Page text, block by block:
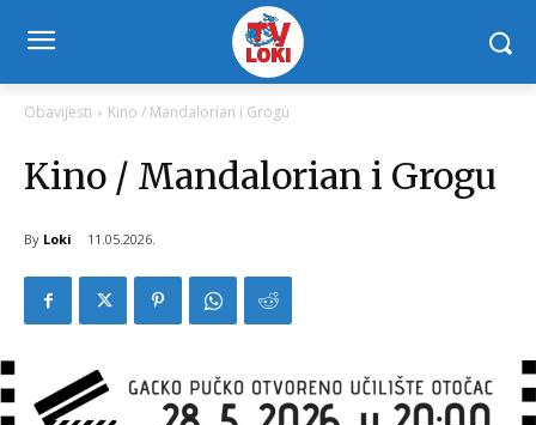
Obavijesti Kino / Mandalorian i Grogu
Kino / Mandalorian i Grogu
By Loki 11.05.2026.